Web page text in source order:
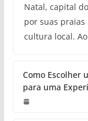
Natal, capital
por suas
cultura local. Ao
Como Escolher
para uma